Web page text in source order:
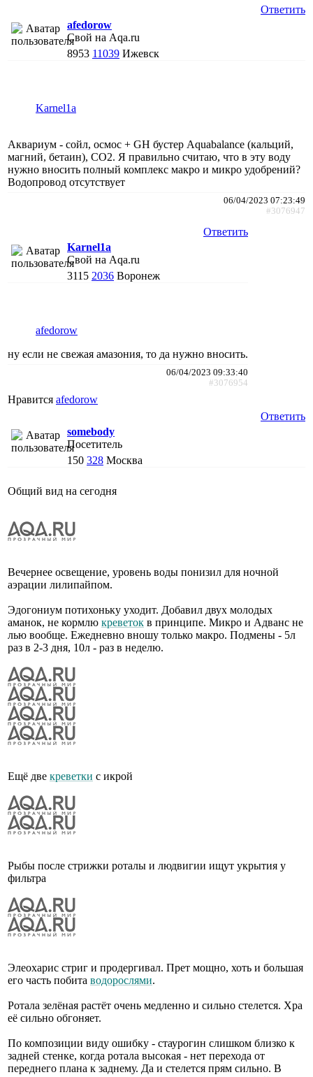
Ответить
afedorow
Свой на Aqa.ru
8953 11039 Ижевск
Karnel1a
Аквариум - сойл, осмос + GH бустер Aquabalance (кальций,
магний, бетаин), СО2. Я правильно считаю, что в эту воду
нужно вносить полный комплекс макро и микро удобрений?
Водопровод отсутствует
06/04/2023 07:23:49
#3076947
Ответить
Karnel1a
Свой на Aqa.ru
3115 2036 Воронеж
afedorow
ну если не свежая амазония, то да нужно вносить.
06/04/2023 09:33:40
#3076954
Нравится afedorow
Ответить
somebody
Посетитель
150 328 Москва
Общий вид на сегодня
Вечернее освещение, уровень воды понизил для ночной
аэрации лилипайпом.
Эдогониум потихоньку уходит. Добавил двух молодых
аманок, не кормлю креветок в принципе. Микро и Адванс не
лью вообще. Ежедневно вношу только макро. Подмены - 5л
раз в 2-3 дня, 10л - раз в неделю.
Ещё две креветки с икрой
Рыбы после стрижки роталы и людвигии ищут укрытия у
фильтра
Элеохарис стриг и продергивал. Прет мощно, хоть и большая
его часть побита водорослями.
Ротала зелёная растёт очень медленно и сильно стелется. Хра
её сильно обгоняет.
По композиции виду ошибку - стаурогин слишком близко к
задней стенке, когда ротала высокая - нет перехода от
переднего плана к заднему. Да и стелется прям сильно. В